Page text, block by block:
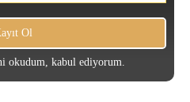
okudum, kabul ediyorum.